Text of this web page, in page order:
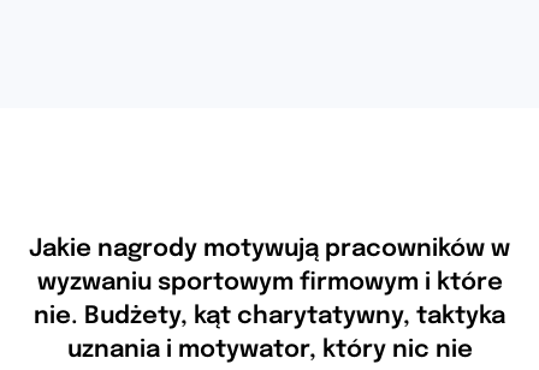
Jakie nagrody motywują pracowników w
wyzwaniu sportowym firmowym i które
nie. Budżety, kąt charytatywny, taktyka
uznania i motywator, który nic nie